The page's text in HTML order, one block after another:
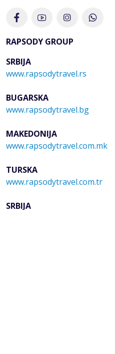
RAPSODY GROUP
SRBIJA
www.rapsodytravel.rs
BUGARSKA
www.rapsodytravel.bg
MAKEDONIJA
www.rapsodytravel.com.mk
TURSKA
www.rapsodytravel.com.tr
SRBIJA